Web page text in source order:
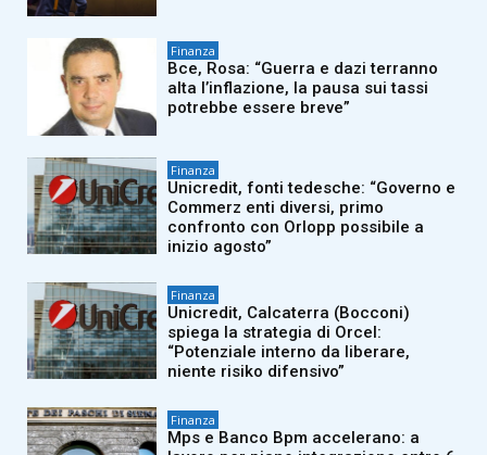
Finanza
Bce, Rosa: “Guerra e dazi terranno
alta l’inflazione, la pausa sui tassi
potrebbe essere breve”
Finanza
Unicredit, fonti tedesche: “Governo e
Commerz enti diversi, primo
confronto con Orlopp possibile a
inizio agosto”
Finanza
Unicredit, Calcaterra (Bocconi)
spiega la strategia di Orcel:
“Potenziale interno da liberare,
niente risiko difensivo”
Finanza
Mps e Banco Bpm accelerano: a